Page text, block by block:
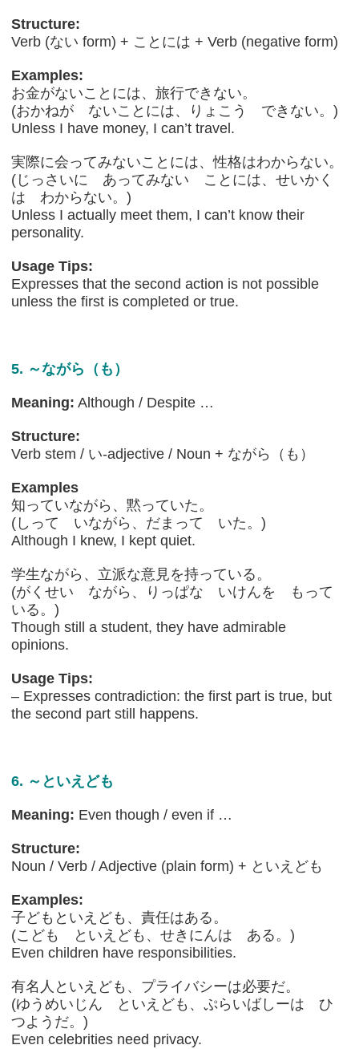
Structure:
Verb (ない form) + ことには + Verb (negative form)
Examples:
お金がないことには、旅行できない。
(おかねが ないことには、りょこう できない。)
Unless I have money, I can’t travel.
実際に会ってみないことには、性格はわからない。
(じっさいに あってみない ことには、せいかく
は わからない。)
Unless I actually meet them, I can’t know their
personality.
Usage Tips:
Expresses that the second action is not possible
unless the first is completed or true.
5. ～ながら（も）
Meaning: Although / Despite …
Structure:
Verb stem / い-adjective / Noun + ながら（も）
Examples
知っていながら、黙っていた。
(しって いながら、だまって いた。)
Although I knew, I kept quiet.
学生ながら、立派な意見を持っている。
(がくせい ながら、りっぱな いけんを もって
いる。)
Though still a student, they have admirable
opinions.
Usage Tips:
– Expresses contradiction: the first part is true, but
the second part still happens.
6. ～といえども
Meaning: Even though / even if …
Structure:
Noun / Verb / Adjective (plain form) + といえども
Examples:
子どもといえども、責任はある。
(こども といえども、せきにんは ある。)
Even children have responsibilities.
有名人といえども、プライバシーは必要だ。
(ゆうめいじん といえども、ぷらいばしーは ひ
つようだ。)
Even celebrities need privacy.